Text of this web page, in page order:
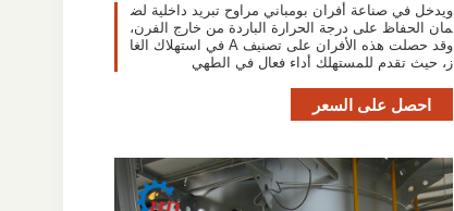
ويدخل في صناعة أفران بومباني مراوح تبريد داخلية لض
مان الحفاظ على درجة الحرارة الباردة من خارج الفرن،
وقد حصلت هذه الأفران على تصنيف A في استهلاك الغا
ز، حيث تقدم للمستهلك أداء فعال في الطهي
احصل على السعر